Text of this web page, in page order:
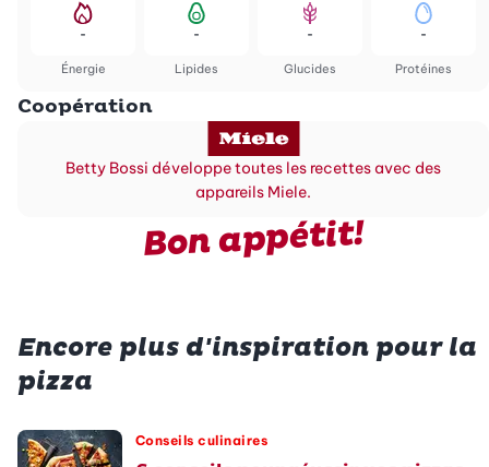
Énergie
-
Lipides
-
Glucides
-
Protéines
-
Coopération
Betty Bossi développe toutes les recettes avec des
appareils Miele.
Bon appétit!
Encore plus d'inspiration pour la
pizza
Conseils culinaires